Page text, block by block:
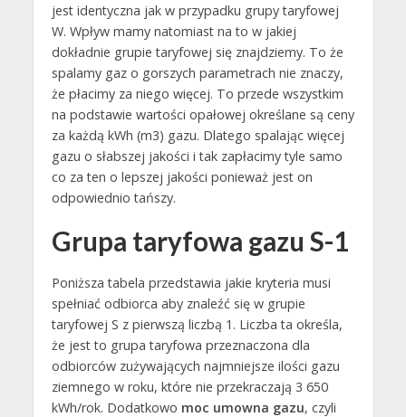
jest identyczna jak w przypadku grupy taryfowej
W. Wpływ mamy natomiast na to w jakiej
dokładnie grupie taryfowej się znajdziemy. To że
spalamy gaz o gorszych parametrach nie znaczy,
że płacimy za niego więcej. To przede wszystkim
na podstawie wartości opałowej określane są ceny
za każdą kWh (m3) gazu. Dlatego spalając więcej
gazu o słabszej jakości i tak zapłacimy tyle samo
co za ten o lepszej jakości ponieważ jest on
odpowiednio tańszy.
Grupa taryfowa gazu S-1
Poniższa tabela przedstawia jakie kryteria musi
spełniać odbiorca aby znaleźć się w grupie
taryfowej S z pierwszą liczbą 1. Liczba ta określa,
że jest to grupa taryfowa przeznaczona dla
odbiorców zużywających najmniejsze ilości gazu
ziemnego w roku, które nie przekraczają 3 650
kWh/rok. Dodatkowo moc umowna gazu, czyli